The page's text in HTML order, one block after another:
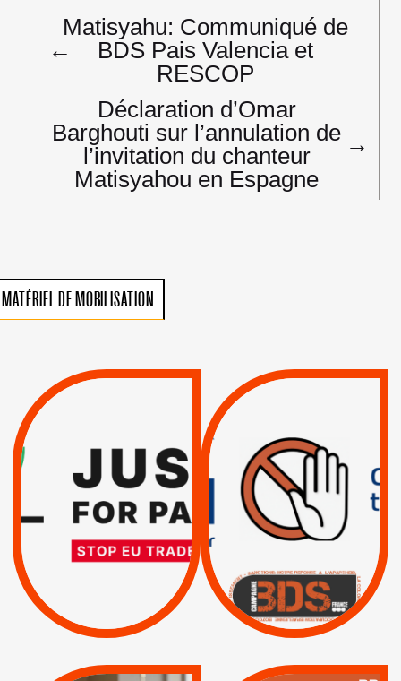
Navigation
de
l’article
←
Matisyahu: Communiqué de
BDS Pais Valencia et
RESCOP
Déclaration d’Omar
Barghouti sur l’annulation de
l’invitation du chanteur
Matisyahou en Espagne
→
MATÉRIEL DE MOBILISATION
VIOLATIONS DES
SUSPENSION
TOTALE DE
L’ACCORD
D’ASSOCIATION UE-
ISRAËL
| Actus Pétitions
RESPECT DU DROIT
INTERNATIONAL ?
TRUMP, MACRON :
MÊME COMBAT
| Actus |
| Boycott militaire |
Lettres d'interpellation